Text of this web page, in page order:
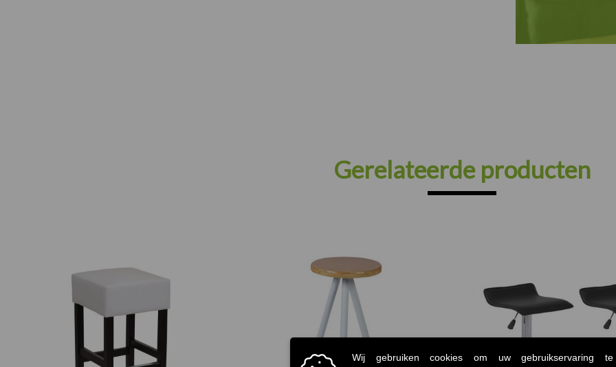
Gerelateerde producten